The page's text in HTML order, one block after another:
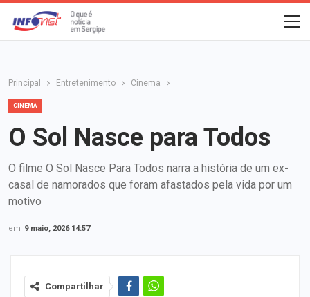
Principal Entretenimento Cinema
CINEMA
O Sol Nasce para Todos
O filme O Sol Nasce Para Todos narra a história de um ex-
casal de namorados que foram afastados pela vida por um
motivo
em 9 maio, 2026 14:57
Compartilhar